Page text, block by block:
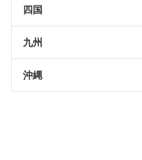
四国
九州
沖縄